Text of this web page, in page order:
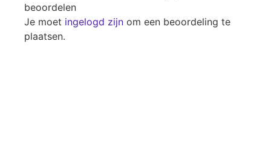
beoordelen
Je moet ingelogd zijn om een beoordeling te
plaatsen.